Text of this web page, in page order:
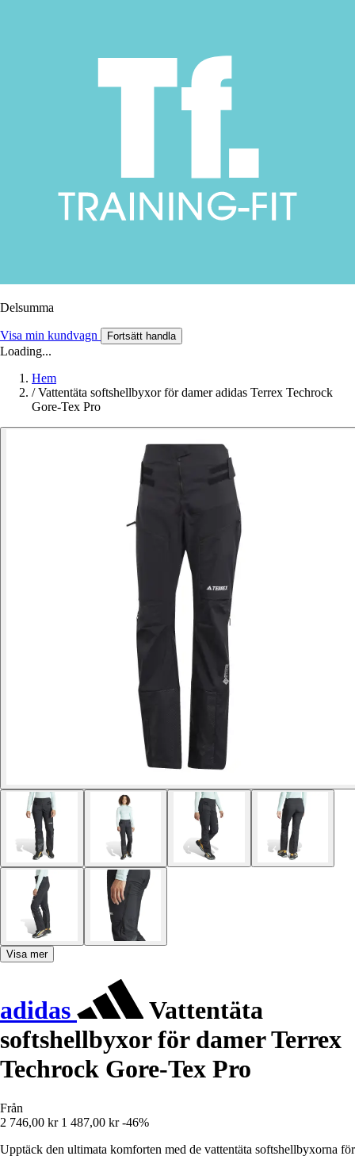
Delsumma
Visa min kundvagn Fortsätt handla
Loading...
Hem
/ Vattentäta softshellbyxor för damer adidas Terrex Techrock
Gore-Tex Pro
Visa mer
adidas
Vattentäta
softshellbyxor för damer Terrex
Techrock Gore-Tex Pro
Från
2 746,00 kr 1 487,00 kr -46%
Upptäck den ultimata komforten med de vattentäta softshellbyxorna för